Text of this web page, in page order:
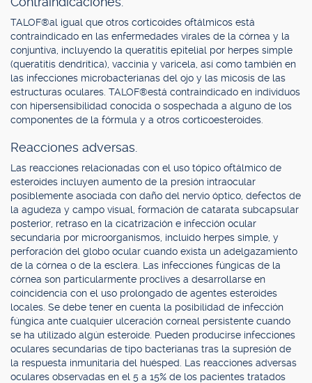
TALOF®al igual que otros corticoides oftálmicos está
contraindicado en las enfermedades virales de la córnea y la
conjuntiva, incluyendo la queratitis epitelial por herpes simple
(queratitis dendrítica), vaccinia y varicela, así como también en
las infecciones microbacterianas del ojo y las micosis de las
estructuras oculares. TALOF®está contraindicado en individuos
con hipersensibilidad conocida o sospechada a alguno de los
componentes de la fórmula y a otros corticoesteroides.
Reacciones adversas.
Las reacciones relacionadas con el uso tópico oftálmico de
esteroides incluyen aumento de la presión intraocular
posiblemente asociada con daño del nervio óptico, defectos de
la agudeza y campo visual, formación de catarata subcapsular
posterior, retraso en la cicatrización e infección ocular
secundaria por microorganismos, incluido herpes simple, y
perforación del globo ocular cuando exista un adelgazamiento
de la córnea o de la esclera. Las infecciones fúngicas de la
córnea son particularmente proclives a desarrollarse en
coincidencia con el uso prolongado de agentes esteroides
locales. Se debe tener en cuenta la posibilidad de infección
fúngica ante cualquier ulceración corneal persistente cuando
se ha utilizado algún esteroide. Pueden producirse infecciones
oculares secundarias de tipo bacterianas tras la supresión de
la respuesta inmunitaria del huésped. Las reacciones adversas
oculares observadas en el 5 a 15% de los pacientes tratados